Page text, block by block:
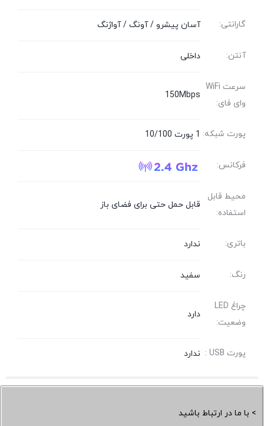
گارانتی: آسان پیشرو / آونگ / آواژنگ
آنتن: داخلی
سرعت WiFi
وای فای:
150Mbps
پورت شبکه: 1 پورت 10/100
فرکانس:
محیط قابل
استفاده:
قابل حمل حتی برای فضای باز
باتری: ندارد
رنگ: سفید
چراغ LED
وضعیت:
دارد
پورت USB : ندارد
> با ما در ارتباط باشید